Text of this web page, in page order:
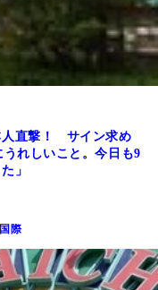
人直撃！ サイン求め
れしいこと。今日も9
」
際